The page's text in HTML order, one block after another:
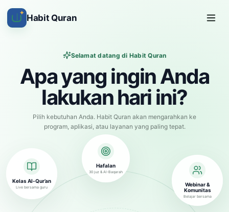
✦ Habit Quran
Selamat datang di Habit Quran
Apa yang ingin Anda
lakukan hari ini?
Pilih kebutuhan Anda. Habit Quran akan mengarahkan ke
program, aplikasi, atau layanan yang paling tepat.
Kelas Al-Qur’an
Live bersama guru
Hafalan
30 juz & Al-Baqarah
Webinar &
Komunitas
Belajar bersama